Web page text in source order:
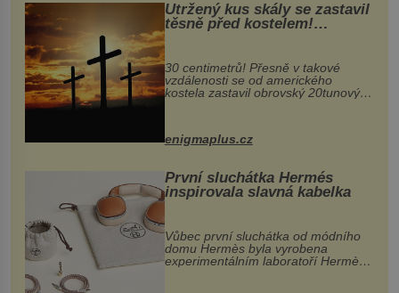
Utržený kus skály se zastavil
těsně před kostelem!
Ochránila ho boží síla?
30 centimetrů! Přesně v takové
vzdálenosti se od amerického
kostela zastavil obrovský 20tunový
...
enigmaplus.cz
První sluchátka Hermés
inspirovala slavná kabelka
Vůbec první sluchátka od módního
domu Hermès byla vyrobena
experimentálním laboratoří Hermès